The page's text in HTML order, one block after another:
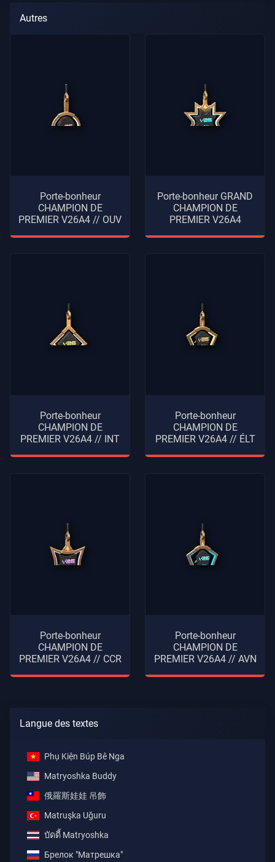
Autres
Porte-bonheur
CHAMPION DE
PREMIER V26A4 // OUV
Porte-bonheur GRAND
CHAMPION DE
PREMIER V26A4
Porte-bonheur
CHAMPION DE
PREMIER V26A4 // INT
Porte-bonheur
CHAMPION DE
PREMIER V26A4 // ÉLT
Porte-bonheur
CHAMPION DE
PREMIER V26A4 // CCR
Porte-bonheur
CHAMPION DE
PREMIER V26A4 // AVN
Langue des textes
Phụ Kiện Búp Bê Nga
Matryoshka Buddy
俄羅斯娃娃 吊飾
Matruşka Uğuru
บัดดี้ Matryoshka
Брелок "Матрешка"